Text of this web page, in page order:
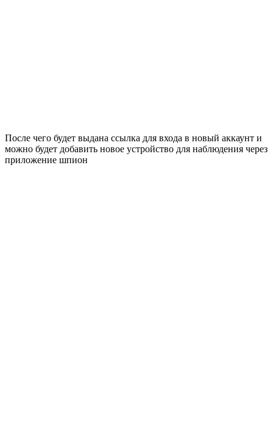
После чего будет выдана ссылка для входа в новый аккаунт и
можно будет добавить новое устройство для наблюдения через
приложение шпион